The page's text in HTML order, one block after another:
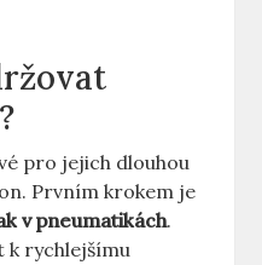
pro jejich dlouhou
Prvním krokem je
v pneumatikách.
k rychlejšímu